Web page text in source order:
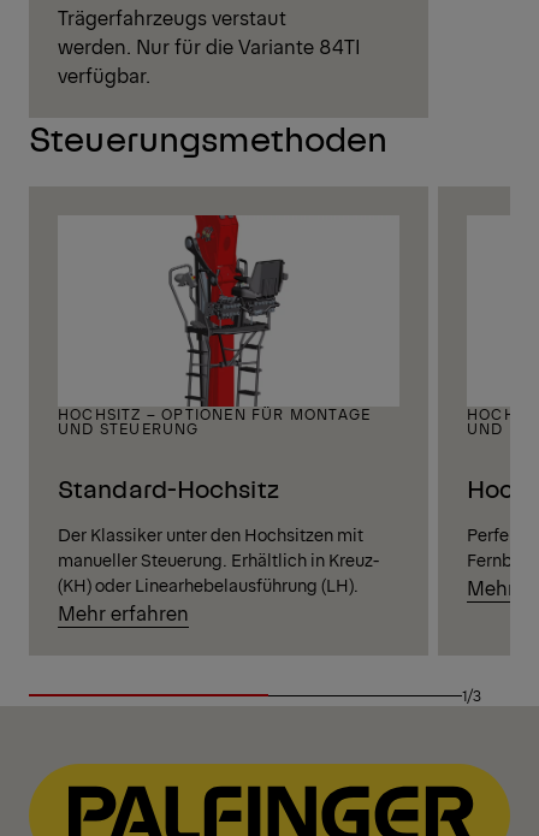
Trägerfahrzeugs verstaut
werden. Nur für die Variante 84TI
verfügbar.
Steuerungsmethoden
HOCHSITZ – OPTIONEN FÜR MONTAGE
UND STEUERUNG
Standard-Hochsitz
Der Klassiker unter den Hochsitzen mit
manueller Steuerung. Erhältlich in Kreuz-
(KH) oder Linearhebelausführung (LH).
Mehr erfahren
UND
Mehr
1/3